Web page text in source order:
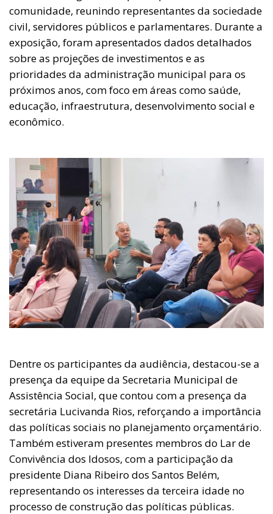
comunidade, reunindo representantes da sociedade
civil, servidores públicos e parlamentares. Durante a
exposição, foram apresentados dados detalhados
sobre as projeções de investimentos e as
prioridades da administração municipal para os
próximos anos, com foco em áreas como saúde,
educação, infraestrutura, desenvolvimento social e
econômico.
Dentre os participantes da audiência, destacou-se a
presença da equipe da Secretaria Municipal de
Assistência Social, que contou com a presença da
secretária Lucivanda Rios, reforçando a importância
das políticas sociais no planejamento orçamentário.
Também estiveram presentes membros do Lar de
Convivência dos Idosos, com a participação da
presidente Diana Ribeiro dos Santos Belém,
representando os interesses da terceira idade no
processo de construção das políticas públicas.